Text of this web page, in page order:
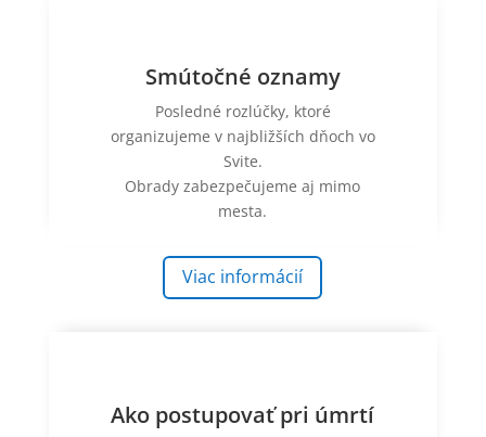
Smútočné oznamy
Posledné rozlúčky, ktoré
organizujeme v najbližších dňoch vo
Svite.
Obrady zabezpečujeme aj mimo
mesta.
Viac informácií
Ako postupovať pri úmrtí